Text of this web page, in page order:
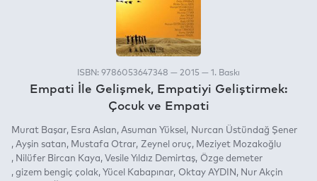
ISBN: 9786053647348 — 2015 — 1. Baskı
Empati İle Gelişmek, Empatiyi Geliştirmek:
Çocuk ve Empati
Murat Başar Esra Aslan Asuman Yüksel
Nurcan Üstündağ Şener
Ayşin satan
Mustafa Otrar Zeynel oruç
Meziyet Mozakoğlu
Nilüfer Bircan Kaya Vesile Yıldız Demirtaş
Özge demeter
gizem bengiç çolak Yücel Kabapınar Oktay AYDIN
Nur Akçin